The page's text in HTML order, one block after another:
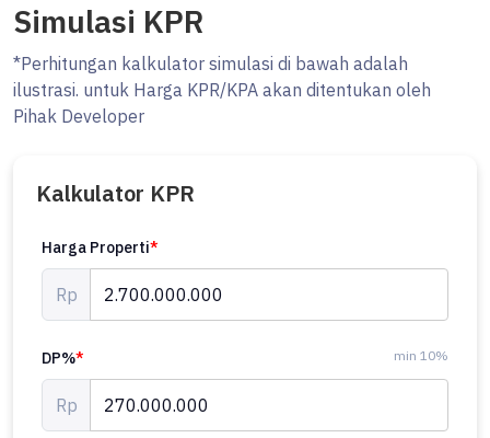
Simulasi KPR
*Perhitungan kalkulator simulasi di bawah adalah
ilustrasi. untuk Harga KPR/KPA akan ditentukan oleh
Pihak Developer
Kalkulator KPR
Harga Properti*
Rp
DP%* min 10%
Rp